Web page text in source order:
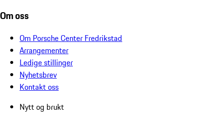
Om oss
Om Porsche Center Fredrikstad
Arrangementer
Ledige stillinger
Nyhetsbrev
Kontakt oss
Nytt og brukt